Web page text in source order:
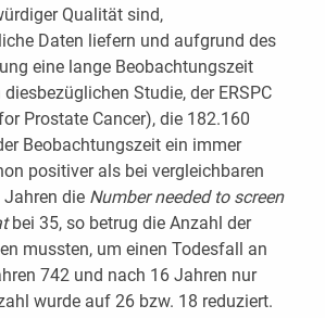
Qualität sind,
Daten liefern und aufgrund des
eine lange Beobachtungszeit
Studie, der ERSPC
Prostate Cancer), die 182.160
Beobachtungszeit ein immer
positiver als bei vergleichbaren
die Number needed to screen
bei 35, so betrug die Anzahl der
mussten, um einen Todesfall an
742 und nach 16 Jahren nur
wurde auf 26 bzw. 18 reduziert.